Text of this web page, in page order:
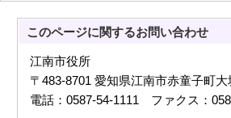
このページに関するお問い合わせ
江南市役所
〒483-8701 愛知県江南市赤童子町大
電話：0587-54-1111 ファクス：